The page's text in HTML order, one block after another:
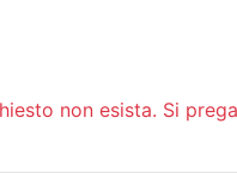
non esista. Si